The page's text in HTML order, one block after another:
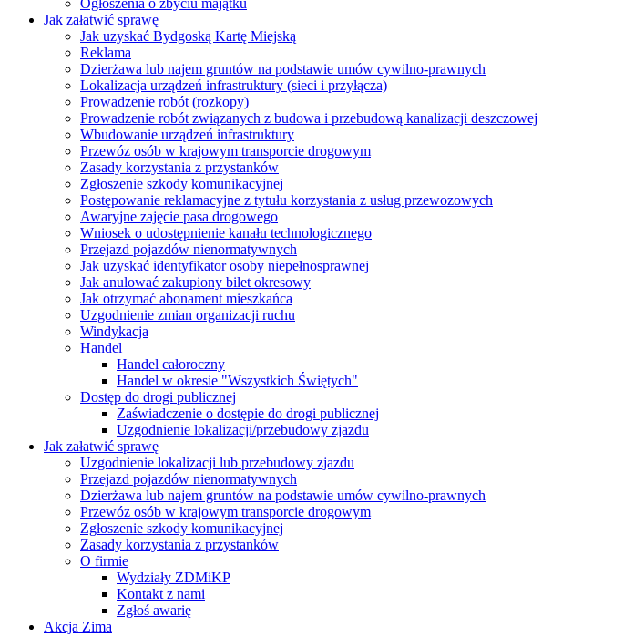
Jak załatwić sprawę
Jak uzyskać Bydgoską Kartę Miejską
Reklama
Dzierżawa lub najem gruntów na podstawie umów cywilno-prawnych
Lokalizacja urządzeń infrastruktury (sieci i przyłącza)
Prowadzenie robót (rozkopy)
Prowadzenie robót związanych z budowa i przebudową kanalizacji deszczowej
Wbudowanie urządzeń infrastruktury
Przewóz osób w krajowym transporcie drogowym
Zasady korzystania z przystanków
Zgłoszenie szkody komunikacyjnej
Postępowanie reklamacyjne z tytułu korzystania z usług przewozowych
Awaryjne zajęcie pasa drogowego
Wniosek o udostępnienie kanału technologicznego
Przejazd pojazdów nienormatywnych
Jak uzyskać identyfikator osoby niepełnosprawnej
Jak anulować zakupiony bilet okresowy
Jak otrzymać abonament mieszkańca
Uzgodnienie zmian organizacji ruchu
Windykacja
Handel
Handel całoroczny
Handel w okresie "Wszystkich Świętych"
Dostęp do drogi publicznej
Zaświadczenie o dostępie do drogi publicznej
Uzgodnienie lokalizacji/przebudowy zjazdu
Jak załatwić sprawę
Uzgodnienie lokalizacji lub przebudowy zjazdu
Przejazd pojazdów nienormatywnych
Dzierżawa lub najem gruntów na podstawie umów cywilno-prawnych
Przewóz osób w krajowym transporcie drogowym
Zgłoszenie szkody komunikacyjnej
Zasady korzystania z przystanków
O firmie
Wydziały ZDMiKP
Kontakt z nami
Zgłoś awarię
Akcja Zima